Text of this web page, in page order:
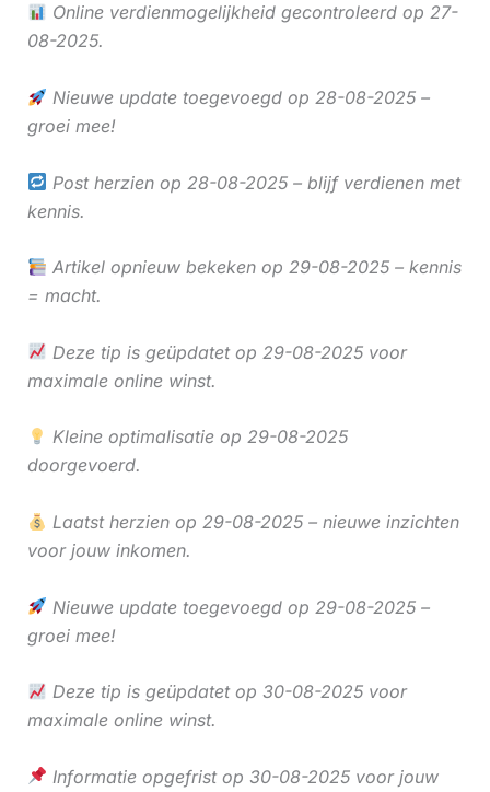
Online verdienmogelijkheid gecontroleerd op 27-
08-2025.
Nieuwe update toegevoegd op 28-08-2025 –
groei mee!
Post herzien op 28-08-2025 – blijf verdienen met
kennis.
Artikel opnieuw bekeken op 29-08-2025 – kennis
= macht.
Deze tip is geüpdatet op 29-08-2025 voor
maximale online winst.
Kleine optimalisatie op 29-08-2025
doorgevoerd.
Laatst herzien op 29-08-2025 – nieuwe inzichten
voor jouw inkomen.
Nieuwe update toegevoegd op 29-08-2025 –
groei mee!
Deze tip is geüpdatet op 30-08-2025 voor
maximale online winst.
Informatie opgefrist op 30-08-2025 voor jouw